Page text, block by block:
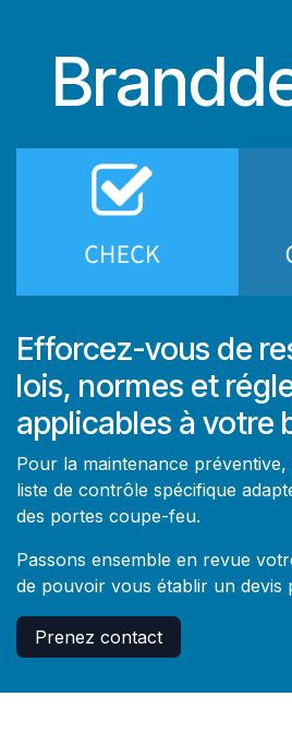
Efforcez-vous de
lois, normes et
applicables à votre
Pour la maintenance
liste de contrôle spécifique
des portes coupe-feu.
Passons ensemble en revue
de pouvoir vous établir un devis
Prenez contact